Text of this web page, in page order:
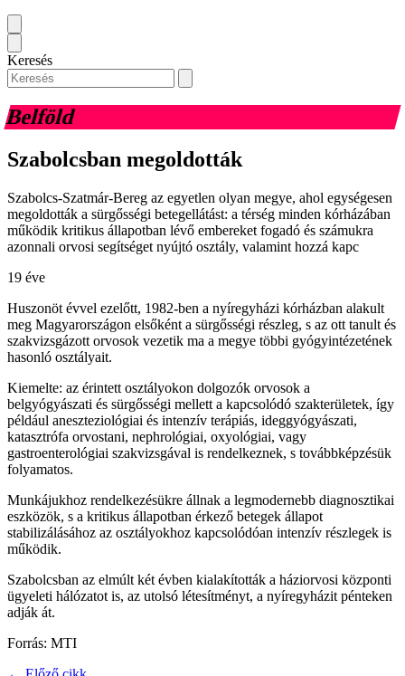
Keresés
Belföld
Szabolcsban megoldották
Szabolcs-Szatmár-Bereg az egyetlen olyan megye, ahol egységesen
megoldották a sürgősségi betegellátást: a térség minden kórházában
működik kritikus állapotban lévő embereket fogadó és számukra
azonnali orvosi segítséget nyújtó osztály, valamint hozzá kapc
19 éve
Huszonöt évvel ezelőtt, 1982-ben a nyíregyházi kórházban alakult
meg Magyarországon elsőként a sürgősségi részleg, s az ott tanult és
szakvizsgázott orvosok vezetik ma a megye többi gyógyintézetének
hasonló osztályait.
Kiemelte: az érintett osztályokon dolgozók orvosok a
belgyógyászati és sürgősségi mellett a kapcsolódó szakterületek, így
például aneszteziológiai és intenzív terápiás, ideggyógyászati,
katasztrófa orvostani, nephrológiai, oxyológiai, vagy
gastroenterológiai szakvizsgával is rendelkeznek, s továbbképzésük
folyamatos.
Munkájukhoz rendelkezésükre állnak a legmodernebb diagnosztikai
eszközök, s a kritikus állapotban érkező betegek állapot
stabilizálásához az osztályokhoz kapcsolódóan intenzív részlegek is
működik.
Szabolcsban az elmúlt két évben kialakították a háziorvosi központi
ügyeleti hálózatot is, az utolsó létesítményt, a nyíregyházit pénteken
adják át.
Forrás: MTI